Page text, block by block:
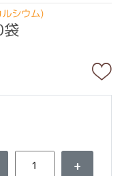
シウム)
袋
+